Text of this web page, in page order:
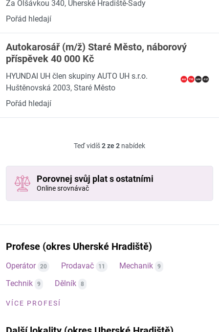
Za Olšávkou 340, Uherské Hradiště-Sady
Pořád hledají
Autokarosář (m/ž) Staré Město, náborový
příspěvek 40 000 Kč
HYUNDAI UH člen skupiny AUTO UH s.r.o.
Huštěnovská 2003, Staré Město
Pořád hledají
Teď vidíš2 ze 2 nabídek
Porovnej svůj plat s ostatními
Online srovnávač
Profese (okres Uherské Hradiště)
Operátor 20 Prodavač 11 Mechanik 9
Technik 9 Dělník 8
VÍCE PROFESÍ